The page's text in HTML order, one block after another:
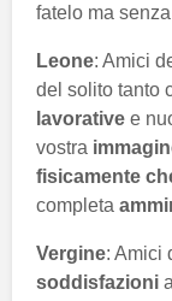
fatelo ma senza
Leone: Amici
del solito tanto
lavorative e
vostra
fisicamente
completa
Vergine: Amici
soddisfazioni